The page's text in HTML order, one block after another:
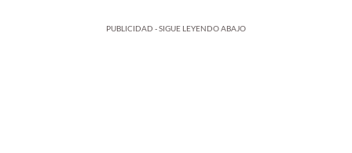
PUBLICIDAD - SIGUE LEYENDO ABAJO